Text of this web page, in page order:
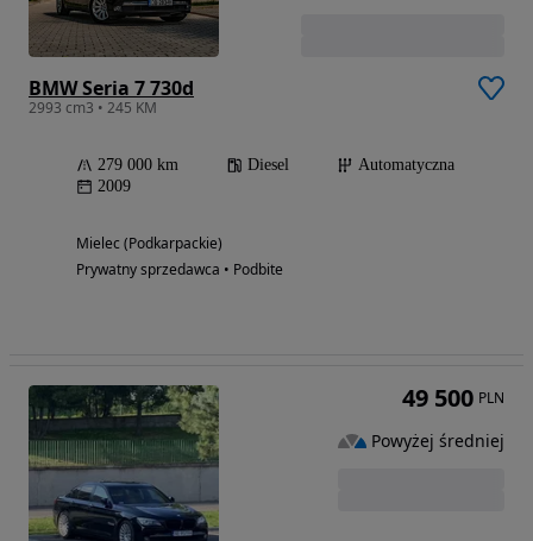
BMW Seria 7 730d
2993 cm3 • 245 KM
279 000 km Diesel
Automatyczna
2009
Mielec (Podkarpackie)
Prywatny sprzedawca • Podbite
49 500 PLN
Powyżej średniej